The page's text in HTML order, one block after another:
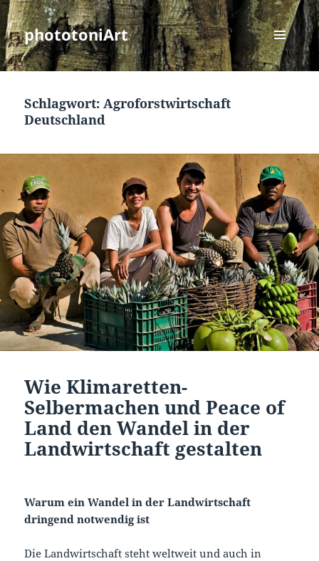
phototoniArt
MENÜ
UND
Schlagwort:Agroforstwirtschaft
Deutschland
Wie Klimaretten-
Selbermachen und Peace of
Land den Wandel in der
Landwirtschaft gestalten
Warum ein Wandel in der Landwirtschaft
dringend notwendig ist
Die Landwirtschaft steht weltweit und auch in